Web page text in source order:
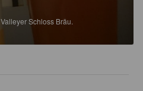
Valleyer Schloss Bräu.